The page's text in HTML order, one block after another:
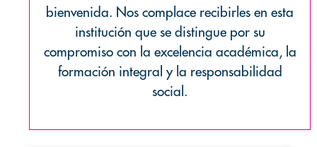
bienvenida. Nos complace recibirles en esta
institución que se distingue por su
compromiso con la excelencia académica, la
formación integral y la responsabilidad
social.